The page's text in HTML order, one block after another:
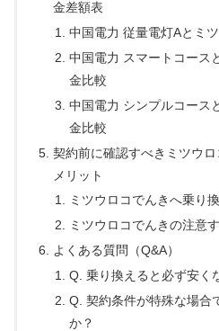
金差額表
中国電力 従量電灯Aとミ
中国電力 スマートコース
金比較
中国電力 シンプルコース
金比較
契約前に確認すべきミツウ
メリット
ミツウロコでんきへ乗り
ミツウロコでんきの注意
よくある質問（Q&A）
Q. 乗り換えると必ず安く
Q. 契約条件が特殊な場合
か？